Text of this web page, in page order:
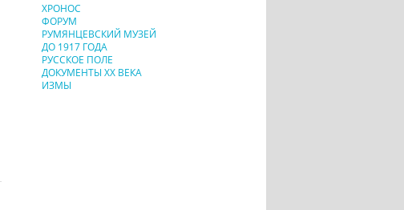
ХРОНОС
ФОРУМ
РУМЯНЦЕВСКИЙ МУЗЕЙ
ДО 1917 ГОДА
РУССКОЕ ПОЛЕ
ДОКУМЕНТЫ XX ВЕКА
ИЗМЫ